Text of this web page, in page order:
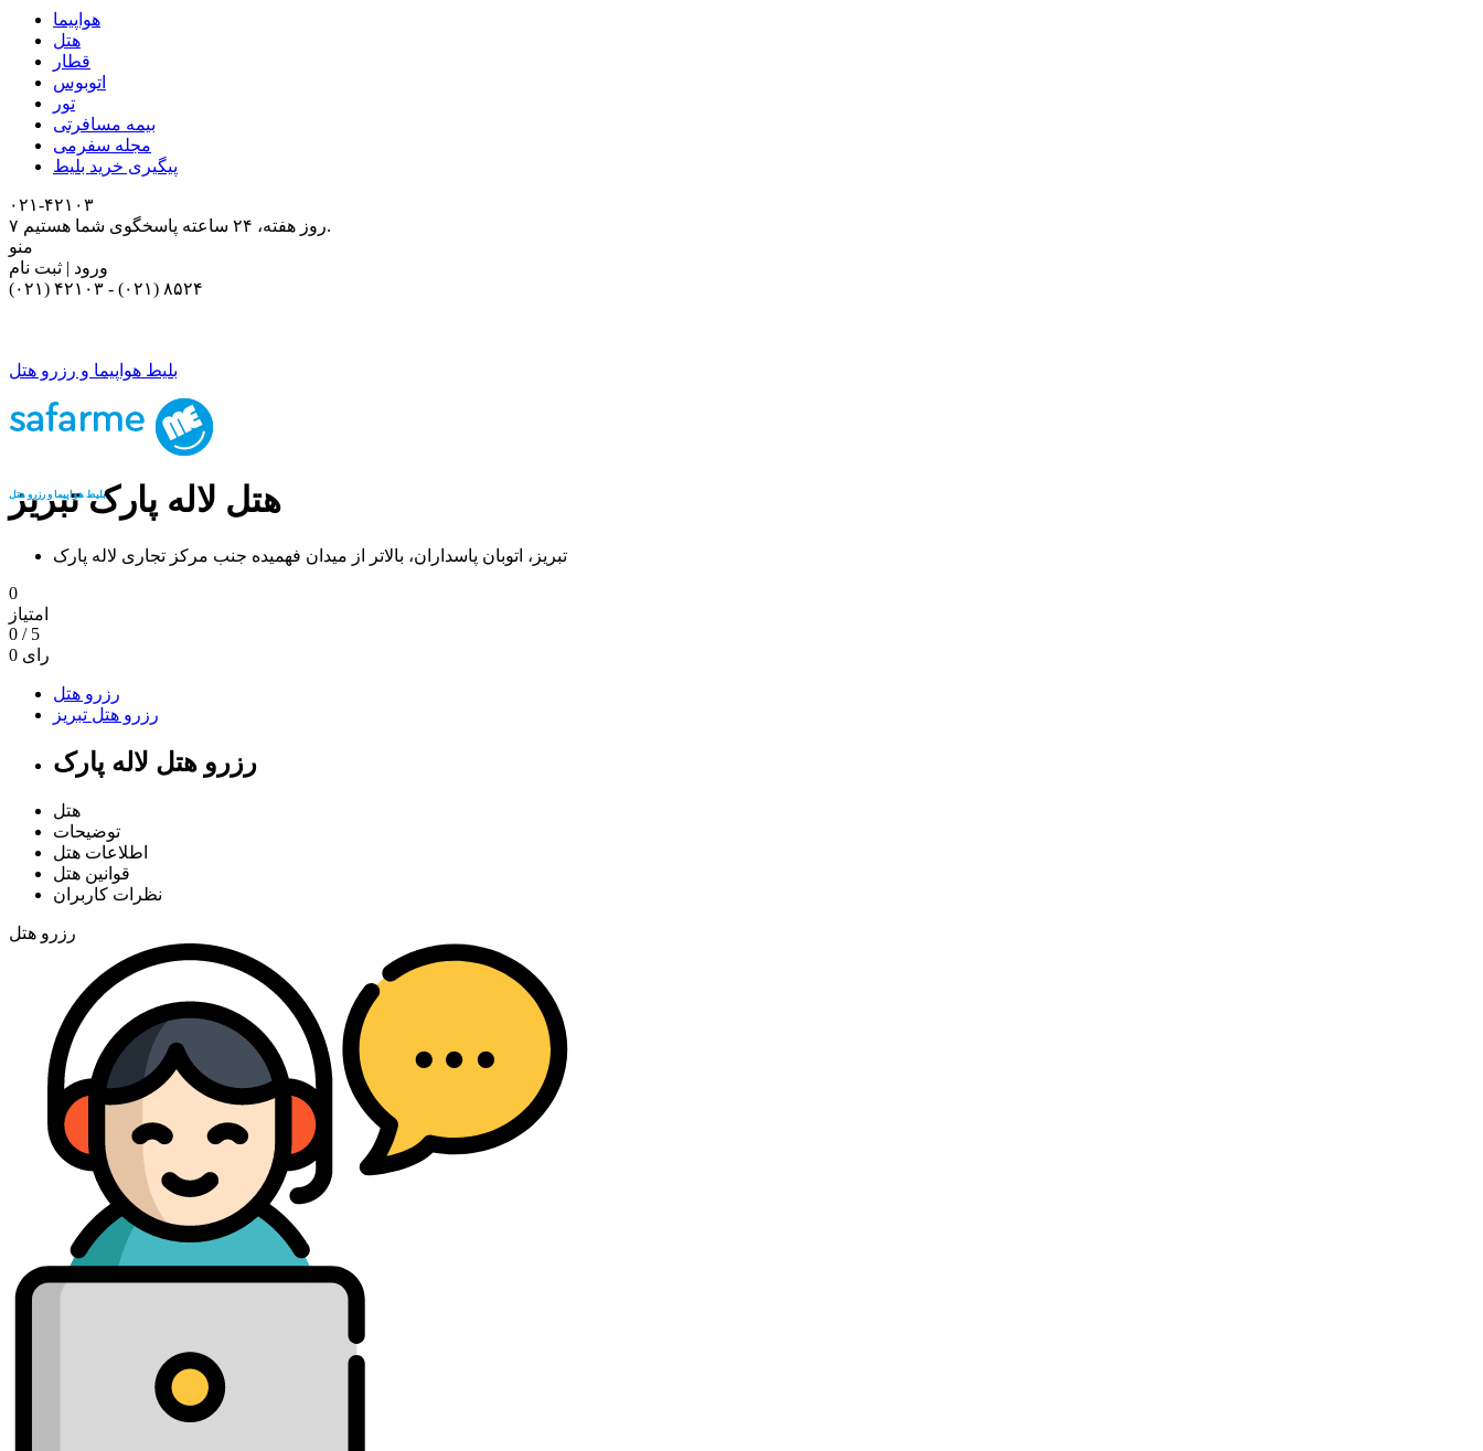
هواپیما
هتل
قطار
اتوبوس
تور
بیمه مسافرتی
مجله سفرمی
پیگیری خرید بلیط
۰۲۱-۴٢١٠٣
۷ روز هفته، ۲۴ ساعته پاسخگوی شما هستیم.
منو
ورود | ثبت نام
- (۰۲۱) ۸۵۲۴
بلیط هواپیما و رزرو هتل
بلیط هواپیما و رزرو هتل
هتل لاله پارک تبریز
تبریز، اتوبان پاسداران، بالاتر از میدان فهمیده جنب مرکز تجاری لاله پارک
0
امتیاز
0 / 5
0 رای
رزرو هتل
رزرو هتل تبریز
رزرو هتل لاله پارک
هتل
توضیحات
اطلاعات هتل
قوانین هتل
نظرات کاربران
رزرو هتل